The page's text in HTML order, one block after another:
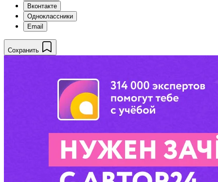
Вконтакте
Одноклассники
Email
Сохранить